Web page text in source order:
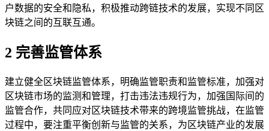
户数据的安全和隐私，积极推动跨链技术的发展，实现不同区
块链之间的互联互通。
2 完善监管体系
建立健全区块链监管体系，明确监管职责和监管标准，加强对
区块链市场的监测和管理，打击违法违规行为，加强国际间的
监管合作，共同应对区块链技术带来的跨境监管挑战，在监管
过程中，要注重平衡创新与监管的关系，为区块链产业的发展